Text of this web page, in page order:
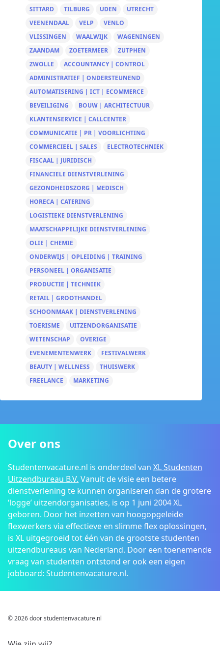
SITTARD
TILBURG UDEN
UTRECHT
VEENENDAAL
VELP
VENLO
VLISSINGEN
WAALWIJK
WAGENINGEN
ZAANDAM
ZOETERMEER
ZUTPHEN
ZWOLLE
ACCOUNTANCY | CONTROL
ADMINISTRATIEF | ONDERSTEUNEND
AUTOMATISERING | ICT | ECOMMERCE
BEVEILIGING
BOUW | ARCHITECTUUR
KLANTENSERVICE | CALLCENTER
COMMUNICATIE | PR | VOORLICHTING
COMMERCIEEL | SALES
ELECTROTECHNIEK
FISCAAL | JURIDISCH
FINANCIELE DIENSTVERLENING
GEZONDHEIDSZORG | MEDISCH
HORECA | CATERING
LOGISTIEKE DIENSTVERLENING
MAATSCHAPPELIJKE DIENSTVERLENING
OLIE | CHEMIE
ONDERWIJS | OPLEIDING | TRAINING
PERSONEEL | ORGANISATIE
PRODUCTIE | TECHNIEK
RETAIL | GROOTHANDEL
SCHOONMAAK | DIENSTVERLENING
TOERISME
UITZENDORGANISATIE
WETENSCHAP
OVERIGE
EVENEMENTENWERK
FESTIVALWERK
BEAUTY | WELLNESS
THUISWERK
FREELANCE
MARKETING
Over ons
Studentenvacature.nl is onderdeel van XL Studenten
Uitzendbureau B.V. Vanuit de visie een betere
dienstverlening te kunnen organiseren dan de grotere
‘logge’ uitzendorganisaties, is op 1 juni 2004 XL
geboren. Door het inzetten van hoogopgeleide
flexwerkers via effectieve en slimme flex oplossingen,
is XL uitgegroeid tot één van de grootste studenten
uitzendbureaus van Nederland. Door een toenemende
vraag van studenten ontstond er ook een eigen
jobboard: Studentenvacature.nl.
© 2026 door studentenvacature.nl